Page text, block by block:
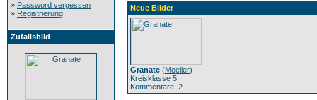
» Password vergessen
» Registrierung
Zufallsbild
Neue Bilder
Granate (Moeller)
Kreisklasse 5
Kommentare: 2